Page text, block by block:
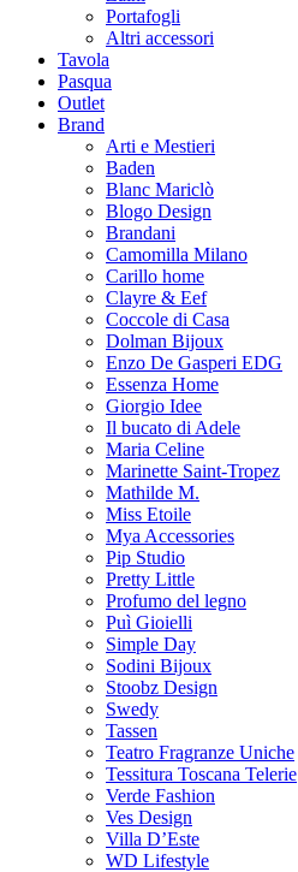
Portafogli
Altri accessori
Tavola
Pasqua
Outlet
Brand
Arti e Mestieri
Baden
Blanc Mariclò
Blogo Design
Brandani
Camomilla Milano
Carillo home
Clayre & Eef
Coccole di Casa
Dolman Bijoux
Enzo De Gasperi EDG
Essenza Home
Giorgio Idee
Il bucato di Adele
Maria Celine
Marinette Saint-Tropez
Mathilde M.
Miss Etoile
Mya Accessories
Pip Studio
Pretty Little
Profumo del legno
Puì Gioielli
Simple Day
Sodini Bijoux
Stoobz Design
Swedy
Tassen
Teatro Fragranze Uniche
Tessitura Toscana Telerie
Verde Fashion
Ves Design
Villa D’Este
WD Lifestyle